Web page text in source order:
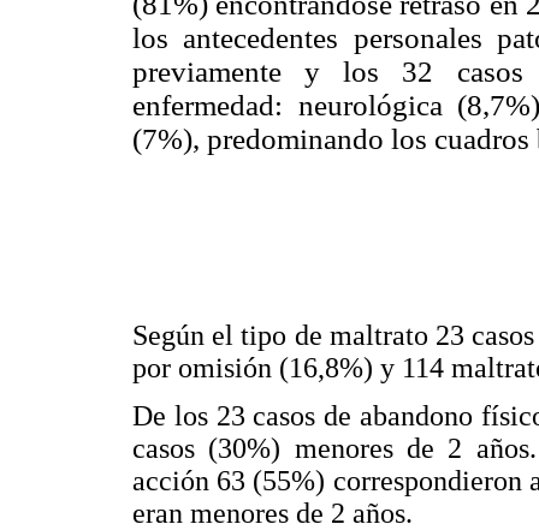
los antecedentes personales
previamente y los 32 casos
enfermedad: neurológica
(7%), predominando los
Según el tipo de maltrato 23
por omisión (16,8%) y 114
De los 23 casos de abandono
casos (30%) menores de 2
acción 63 (55%) correspondieron
eran menores de 2 años.